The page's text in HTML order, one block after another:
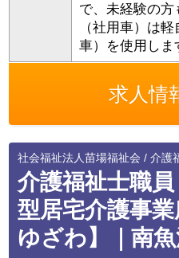
で、未経験の方
（社用車）は
車）を使用しま
求人情
社会福祉法人苗場福祉会 / 介護
介護福祉士職
型居宅介護事
ゆざわ】｜南